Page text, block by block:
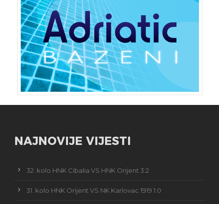
NAJNOVIJE VIJESTI
32. kolo HNK Cibalia VS HNK Orijent 3:2
31. kolo HNK Orijent VS NK Karlovac 1919 1:0